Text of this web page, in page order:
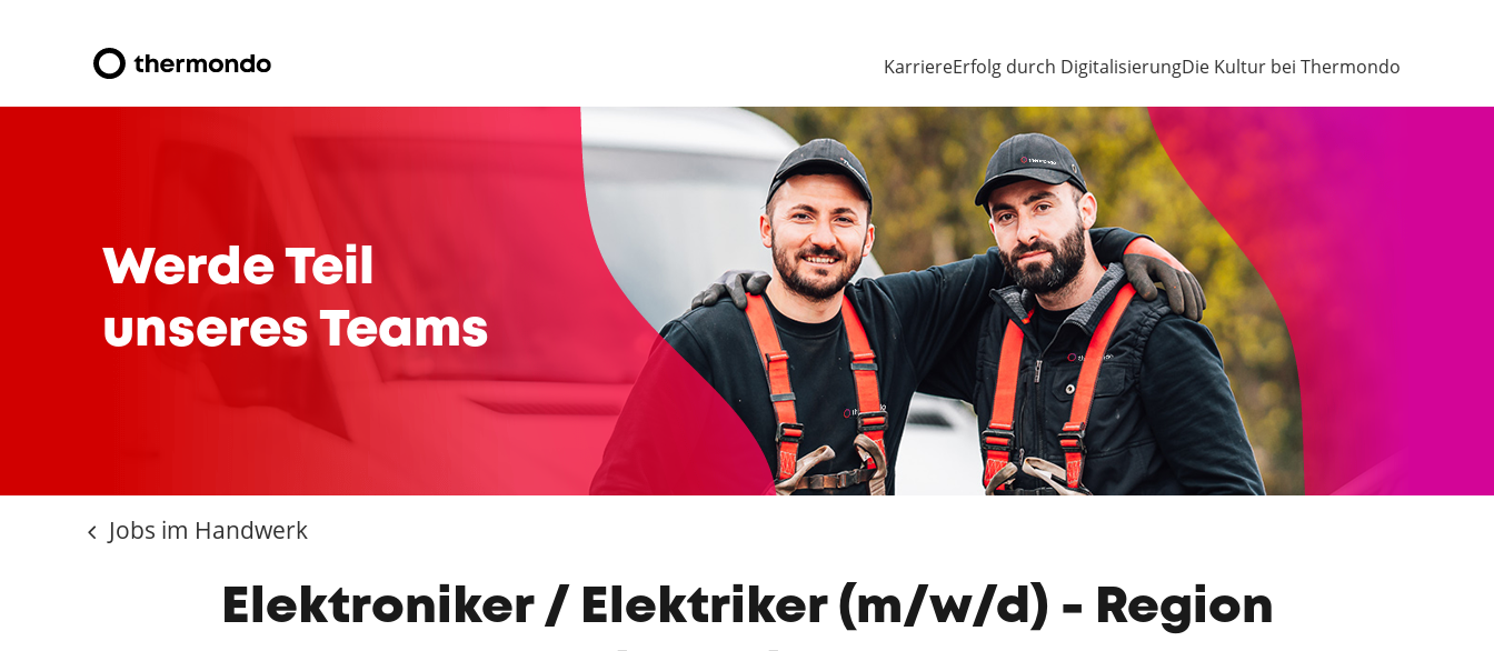
KarriereErfolg durch DigitalisierungDie Kultur bei Thermondo
Werde Teil
unseres Teams
Jobs im Handwerk
Elektroniker / Elektriker (m/w/d) - Region